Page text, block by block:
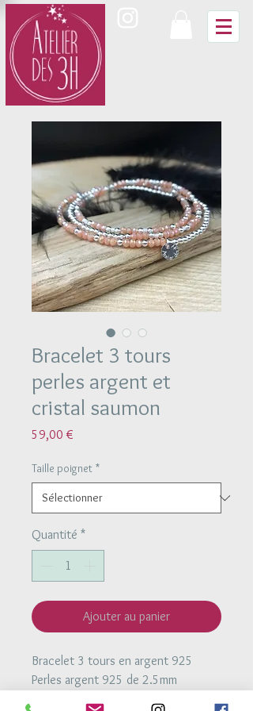
Bracelet 3 tours
perles argent et
cristal saumon
59,00 €
Taille poignet *
Quantité *
Ajouter au panier
Bracelet 3 tours en argent 925
Perles argent 925 de 2.5mm